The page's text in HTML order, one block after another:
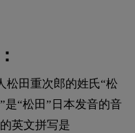
松田重次郎的姓氏“松
是“松田”日本发音的音
英文拼写是